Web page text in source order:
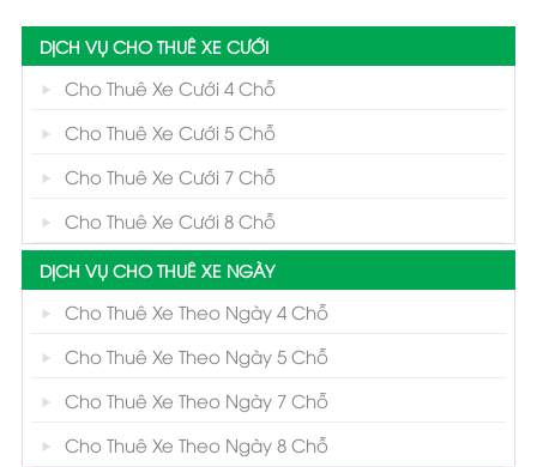
DỊCH VỤ CHO THUÊ XE CƯỚI
Cho Thuê Xe Cưới 4 Chỗ
Cho Thuê Xe Cưới 5 Chỗ
Cho Thuê Xe Cưới 7 Chỗ
Cho Thuê Xe Cưới 8 Chỗ
DỊCH VỤ CHO THUÊ XE NGÀY
Cho Thuê Xe Theo Ngày 4 Chỗ
Cho Thuê Xe Theo Ngày 5 Chỗ
Cho Thuê Xe Theo Ngày 7 Chỗ
Cho Thuê Xe Theo Ngày 8 Chỗ